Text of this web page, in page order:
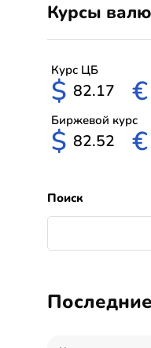
Курсы
Курс ЦБ
$ 82.17 €
Биржевой курс
$ 82.52 €
Поиск